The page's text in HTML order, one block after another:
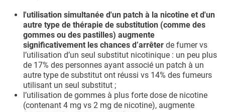
l'utilisation simultanée d'un patch à la nicotine et d'un
autre type de thérapie de substitution (comme des
gommes ou des pastilles) augmente
significativement les chances d’arrêter de fumer vs
l’utilisation d’un seul substitut nicotinique : un peu plus
de 17% des personnes ayant associé un patch à un
autre type de substitut ont réussi vs 14% des fumeurs
utilisant un seul substitut ;
l’utilisation de gommes à plus forte dose de nicotine
(contenant 4 mg vs 2 mg de nicotine), augmente